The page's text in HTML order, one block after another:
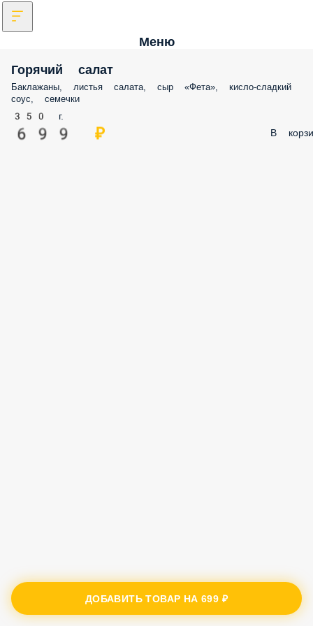
Меню
Горячий салат
Баклажаны, листья салата, сыр «Фета», кисло-сладкий
соус, семечки
350 г.
699 ₽ В
ДОБАВИТЬ ТОВАР НА699 ₽